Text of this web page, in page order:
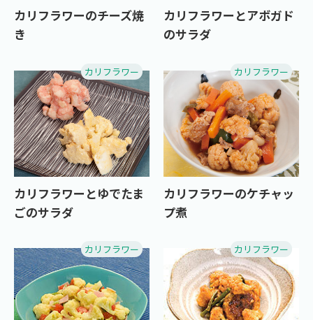
カリフラワーのチーズ焼
き
カリフラワーとアボガド
のサラダ
カリフラワー
カリフラワーとゆでたま
ごのサラダ
カリフラワー
カリフラワーのケチャッ
プ煮
カリフラワー カリフラワー